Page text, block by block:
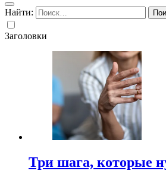
Найти:
Заголовки
Три шага, которые